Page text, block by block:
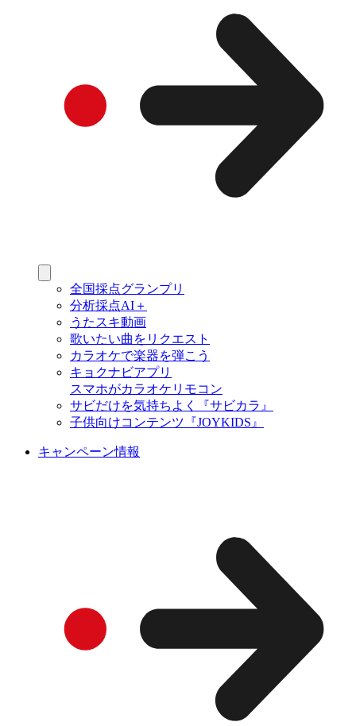
全国採点グランプリ
分析採点AI＋
うたスキ動画
歌いたい曲をリクエスト
カラオケで楽器を弾こう
キョクナビアプリ
スマホがカラオケリモコン
サビだけを気持ちよく『サビカラ』
子供向けコンテンツ『JOYKIDS』
キャンペーン情報